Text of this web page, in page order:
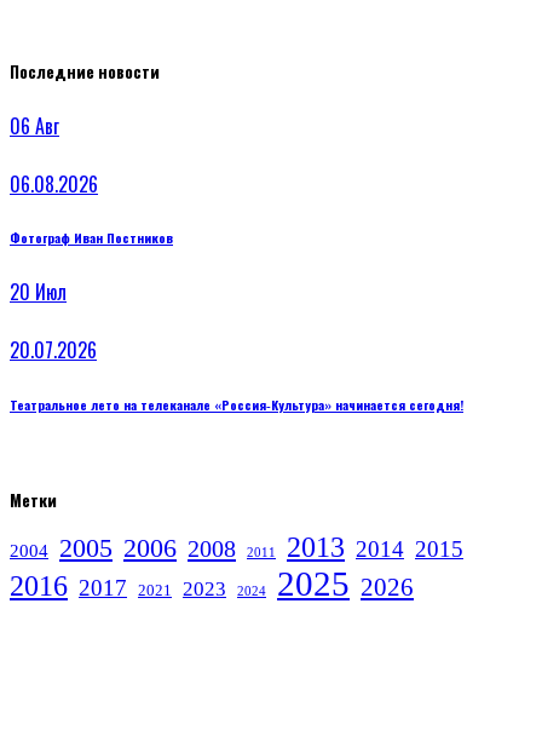
Последние новости
06 Авг
06.08.2026
Фотограф Иван Постников
20 Июл
20.07.2026
Театральное лето на телеканале «Россия‑Культура» начинается сегодня!
Метки
2004 2005 2006 2008 2011 2013 2014 2015
2016 2017 2021 2023 2024 2025 2026